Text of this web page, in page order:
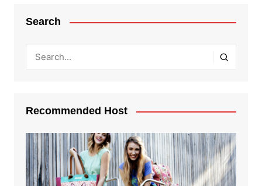
Search
Recommended Host